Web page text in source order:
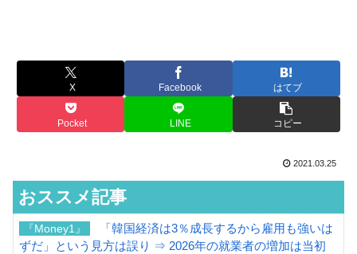
X Facebook はてブ
Pocket LINE コピー
2021.03.25
おススメ記事
『Money1』
「韓国経済は3％成長するから雇用も強いは
ずだ」という見方は誤り ⇒ 2026年の就業者の増加は当初